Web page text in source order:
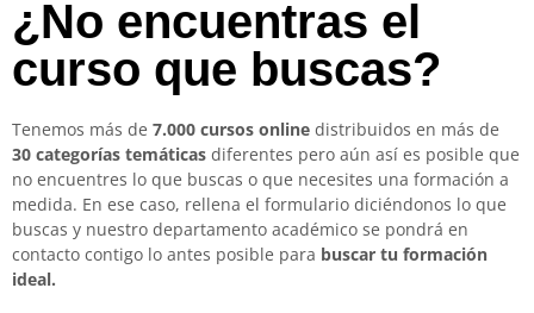
¿No encuentras el
curso que buscas?
Tenemos más de 7.000 cursos online distribuidos en más de
30 categorías temáticas diferentes pero aún así es posible que
no encuentres lo que buscas o que necesites una formación a
medida. En ese caso, rellena el formulario diciéndonos lo que
buscas y nuestro departamento académico se pondrá en
contacto contigo lo antes posible para buscar tu formación
ideal.